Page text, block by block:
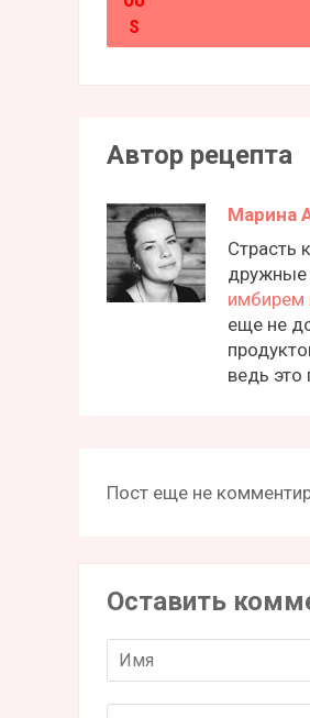
Автор рецепта
Марина
Страсть
дружные
имбирем
еще не
ведь это
Пост еще не
Оставить